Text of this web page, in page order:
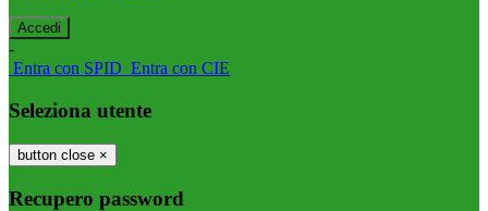
-
Entra con SPID Entra con CIE
Seleziona utente
button close ×
Recupero password